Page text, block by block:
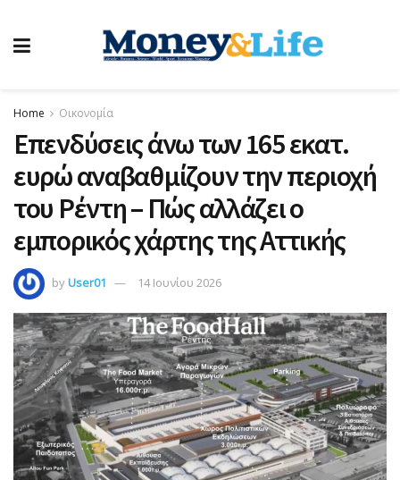
Home Οικονομία
Επενδύσεις άνω των 165 εκατ.
ευρώ αναβαθμίζουν την περιοχή
του Ρέντη – Πώς αλλάζει ο
εμπορικός χάρτης της Αττικής
byUser01 14 Ιουνίου 2026